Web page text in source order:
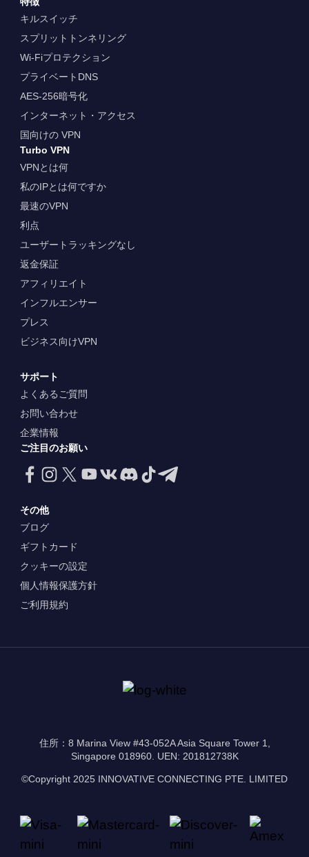
キルスイッチ
スプリットトンネリング
Wi-Fiプロテクション
プライベートDNS
AES-256暗号化
インターネット・アクセス
国向けの VPN
Turbo VPN
VPNとは何
私のIPとは何ですか
最速のVPN
利点
ユーザートラッキングなし
返金保証
アフィリエイト
インフルエンサー
プレス
ビジネス向けVPN
サポート
よくあるご質問
お問い合わせ
企業情報
ご注目のお願い
その他
ブログ
ギフトカード
クッキーの設定
個人情報保護方針
ご利用規約
住所：8 Marina View #43-052A Asia Square Tower 1,
Singapore 018960. UEN: 201812738K
©Copyright 2025 INNOVATIVE CONNECTING PTE. LIMITED